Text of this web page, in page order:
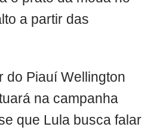
a partir das
do Piauí Wellington
na campanha
que Lula busca falar